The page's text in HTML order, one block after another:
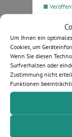
Um Ihnen ein
Cookies, um
Wenn Sie diesen
Surfverhalten oder
Zustimmung nicht
Funktionen